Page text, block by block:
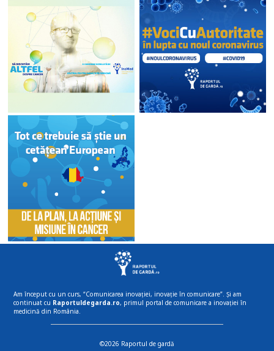
Am început cu un curs, “Comunicarea inovației, inovație în comunicare”. Și am
continuat cu Raportuldegarda.ro, primul portal de comunicare a inovației în
medicină din România.
©2026 Raportul de gardă